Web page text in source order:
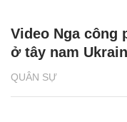
QUÂN SỰ
Video Nga công
ở tây nam